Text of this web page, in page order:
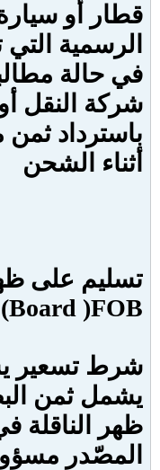
قطار أو
الرسمية
في حالة
شركة النقل
باسترداد
أثناء الشحن
تسليم على
Board )FOB
)
شرط تسعير
يشمل ثمن
ظهر الناقلة
المصّدر